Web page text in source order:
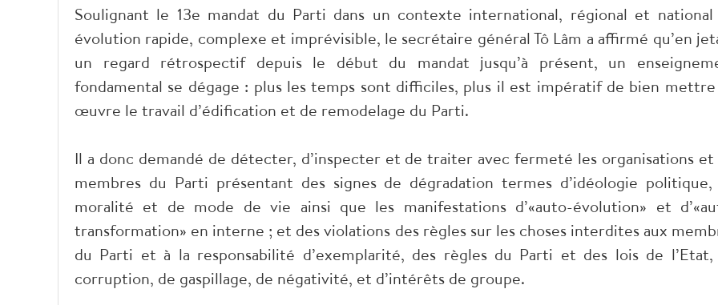
Soulignant le 13e mandat du Parti dans un contexte international, régional et national
évolution rapide, complexe et imprévisible, le secrétaire général Tô Lâm a affirmé qu’en
un regard rétrospectif depuis le début du mandat jusqu’à présent, un
fondamental se dégage : plus les temps sont difficiles, plus il est impératif de bien
œuvre le travail d’édification et de remodelage du Parti.
Il a donc demandé de détecter, d’inspecter et de traiter avec fermeté les organisations et
membres du Parti présentant des signes de dégradation termes d’idéologie politique,
moralité et de mode de vie ainsi que les manifestations d’«auto-évolution» et
transformation» en interne ; et des violations des règles sur les choses interdites aux
du Parti et à la responsabilité d’exemplarité, des règles du Parti et des lois de l’Etat,
corruption, de gaspillage, de négativité, et d’intérêts de groupe.